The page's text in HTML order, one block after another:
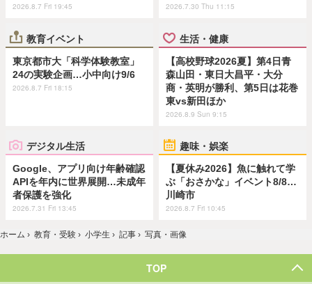
2026.8.7 Fri 19:45 2026.7.30 Thu 11:15
教育イベント
東京都市大「科学体験教室」
24の実験企画…小中向け9/6
2026.8.7 Fri 18:15
生活・健康
【高校野球2026夏】第4日青
森山田・東日大昌平・大分
商・英明が勝利、第5日は花巻
東vs新田ほか
2026.8.9 Sun 9:15
デジタル生活
Google、アプリ向け年齢確認
APIを年内に世界展開…未成年
者保護を強化
2026.7.31 Fri 13:45
趣味・娯楽
【夏休み2026】魚に触れて学
ぶ「おさかな」イベント8/8…
川崎市
2026.8.7 Fri 10:45
ホーム › 教育・受験 › 小学生 › 記事 › 写真・画像
TOP